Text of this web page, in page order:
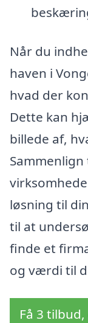
Når du
haven i
hvad der
Dette kan
billede af,
løsning til
til at
finde et
og værdi til
Få 3